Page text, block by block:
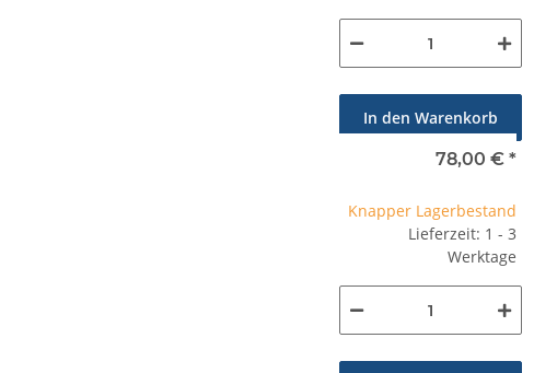
In den Warenkorb
78,00 € *
Knapper Lagerbestand
Lieferzeit: 1 - 3
Werktage